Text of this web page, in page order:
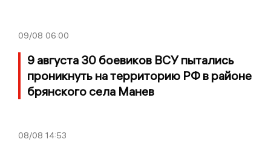
09/08 06:00
9 августа 30 боевиков ВСУ пытались
проникнуть на территорию РФ в районе
брянского села Манев
08/08 14:53